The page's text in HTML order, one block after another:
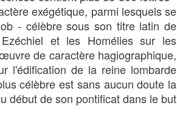
exégétique, parmi lesquels se
- célèbre sous son titre latin de
et les Homélies sur les
de caractère hagiographique,
l'édification de la reine lombarde
célèbre est sans aucun doute la
début de son pontificat dans le but